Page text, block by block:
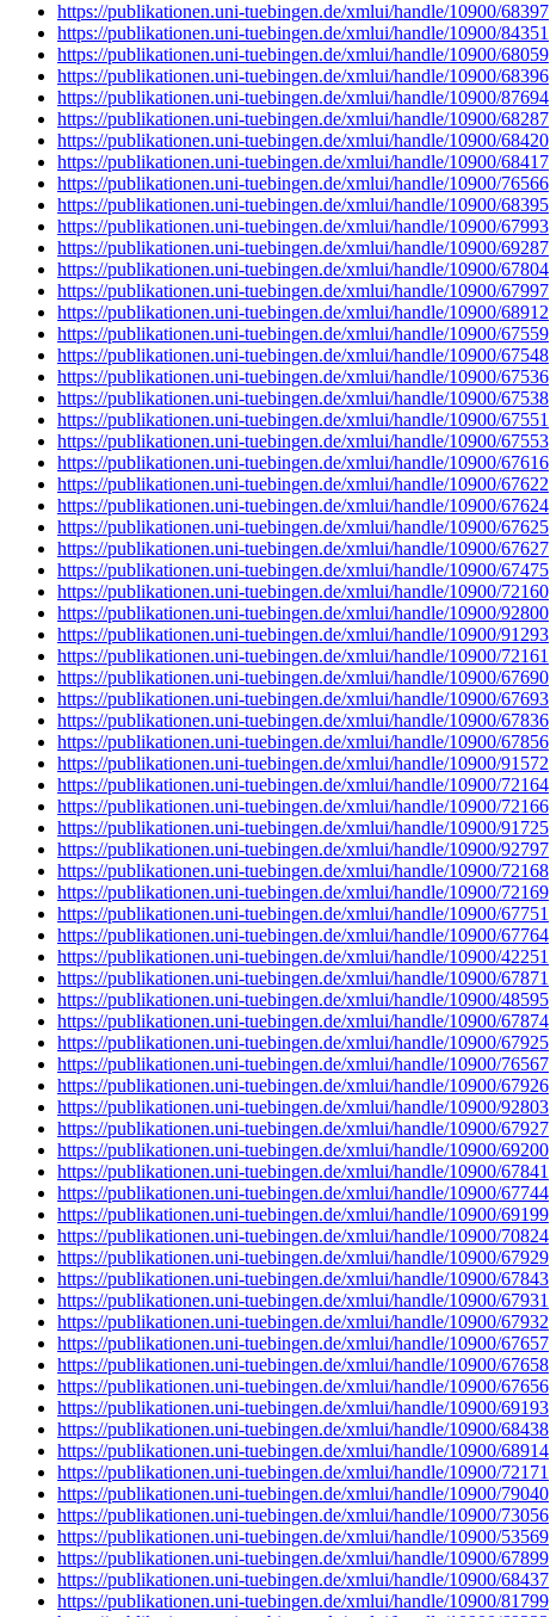
https://publikationen.uni-tuebingen.de/xmlui/handle/10900/68397
https://publikationen.uni-tuebingen.de/xmlui/handle/10900/84351
https://publikationen.uni-tuebingen.de/xmlui/handle/10900/68059
https://publikationen.uni-tuebingen.de/xmlui/handle/10900/68396
https://publikationen.uni-tuebingen.de/xmlui/handle/10900/87694
https://publikationen.uni-tuebingen.de/xmlui/handle/10900/68287
https://publikationen.uni-tuebingen.de/xmlui/handle/10900/68420
https://publikationen.uni-tuebingen.de/xmlui/handle/10900/68417
https://publikationen.uni-tuebingen.de/xmlui/handle/10900/76566
https://publikationen.uni-tuebingen.de/xmlui/handle/10900/68395
https://publikationen.uni-tuebingen.de/xmlui/handle/10900/67993
https://publikationen.uni-tuebingen.de/xmlui/handle/10900/69287
https://publikationen.uni-tuebingen.de/xmlui/handle/10900/67804
https://publikationen.uni-tuebingen.de/xmlui/handle/10900/67997
https://publikationen.uni-tuebingen.de/xmlui/handle/10900/68912
https://publikationen.uni-tuebingen.de/xmlui/handle/10900/67559
https://publikationen.uni-tuebingen.de/xmlui/handle/10900/67548
https://publikationen.uni-tuebingen.de/xmlui/handle/10900/67536
https://publikationen.uni-tuebingen.de/xmlui/handle/10900/67538
https://publikationen.uni-tuebingen.de/xmlui/handle/10900/67551
https://publikationen.uni-tuebingen.de/xmlui/handle/10900/67553
https://publikationen.uni-tuebingen.de/xmlui/handle/10900/67616
https://publikationen.uni-tuebingen.de/xmlui/handle/10900/67622
https://publikationen.uni-tuebingen.de/xmlui/handle/10900/67624
https://publikationen.uni-tuebingen.de/xmlui/handle/10900/67625
https://publikationen.uni-tuebingen.de/xmlui/handle/10900/67627
https://publikationen.uni-tuebingen.de/xmlui/handle/10900/67475
https://publikationen.uni-tuebingen.de/xmlui/handle/10900/72160
https://publikationen.uni-tuebingen.de/xmlui/handle/10900/92800
https://publikationen.uni-tuebingen.de/xmlui/handle/10900/91293
https://publikationen.uni-tuebingen.de/xmlui/handle/10900/72161
https://publikationen.uni-tuebingen.de/xmlui/handle/10900/67690
https://publikationen.uni-tuebingen.de/xmlui/handle/10900/67693
https://publikationen.uni-tuebingen.de/xmlui/handle/10900/67836
https://publikationen.uni-tuebingen.de/xmlui/handle/10900/67856
https://publikationen.uni-tuebingen.de/xmlui/handle/10900/91572
https://publikationen.uni-tuebingen.de/xmlui/handle/10900/72164
https://publikationen.uni-tuebingen.de/xmlui/handle/10900/72166
https://publikationen.uni-tuebingen.de/xmlui/handle/10900/91725
https://publikationen.uni-tuebingen.de/xmlui/handle/10900/92797
https://publikationen.uni-tuebingen.de/xmlui/handle/10900/72168
https://publikationen.uni-tuebingen.de/xmlui/handle/10900/72169
https://publikationen.uni-tuebingen.de/xmlui/handle/10900/67751
https://publikationen.uni-tuebingen.de/xmlui/handle/10900/67764
https://publikationen.uni-tuebingen.de/xmlui/handle/10900/42251
https://publikationen.uni-tuebingen.de/xmlui/handle/10900/67871
https://publikationen.uni-tuebingen.de/xmlui/handle/10900/48595
https://publikationen.uni-tuebingen.de/xmlui/handle/10900/67874
https://publikationen.uni-tuebingen.de/xmlui/handle/10900/67925
https://publikationen.uni-tuebingen.de/xmlui/handle/10900/76567
https://publikationen.uni-tuebingen.de/xmlui/handle/10900/67926
https://publikationen.uni-tuebingen.de/xmlui/handle/10900/92803
https://publikationen.uni-tuebingen.de/xmlui/handle/10900/67927
https://publikationen.uni-tuebingen.de/xmlui/handle/10900/69200
https://publikationen.uni-tuebingen.de/xmlui/handle/10900/67841
https://publikationen.uni-tuebingen.de/xmlui/handle/10900/67744
https://publikationen.uni-tuebingen.de/xmlui/handle/10900/69199
https://publikationen.uni-tuebingen.de/xmlui/handle/10900/70824
https://publikationen.uni-tuebingen.de/xmlui/handle/10900/67929
https://publikationen.uni-tuebingen.de/xmlui/handle/10900/67843
https://publikationen.uni-tuebingen.de/xmlui/handle/10900/67931
https://publikationen.uni-tuebingen.de/xmlui/handle/10900/67932
https://publikationen.uni-tuebingen.de/xmlui/handle/10900/67657
https://publikationen.uni-tuebingen.de/xmlui/handle/10900/67658
https://publikationen.uni-tuebingen.de/xmlui/handle/10900/67656
https://publikationen.uni-tuebingen.de/xmlui/handle/10900/69193
https://publikationen.uni-tuebingen.de/xmlui/handle/10900/68438
https://publikationen.uni-tuebingen.de/xmlui/handle/10900/68914
https://publikationen.uni-tuebingen.de/xmlui/handle/10900/72171
https://publikationen.uni-tuebingen.de/xmlui/handle/10900/79040
https://publikationen.uni-tuebingen.de/xmlui/handle/10900/73056
https://publikationen.uni-tuebingen.de/xmlui/handle/10900/53569
https://publikationen.uni-tuebingen.de/xmlui/handle/10900/67899
https://publikationen.uni-tuebingen.de/xmlui/handle/10900/68437
https://publikationen.uni-tuebingen.de/xmlui/handle/10900/81799